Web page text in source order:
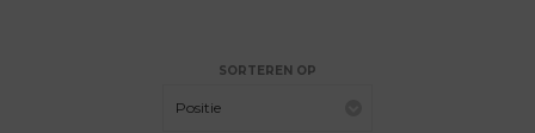
SORTEREN OP
Positie